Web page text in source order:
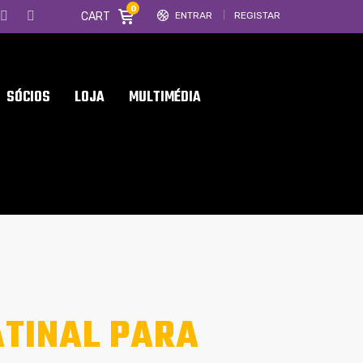
ENTRAR REGISTAR
CART
0
SÓCIOS LOJA MULTIMÉDIA
PARA